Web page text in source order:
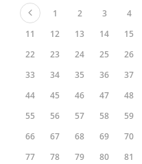
1 2 3 4
11
12 13 14 15
22
23 24 25 26
33
34 35 36 37
44
45 46 47 48
55
56 57 58 59
66
67 68 69 70
77
78 79 80 81